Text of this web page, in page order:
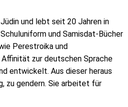
und lebt seit 20 Jahren in
und Samisdat-Bücher
Perestroika und
zur deutschen Sprache
entwickelt. Aus dieser heraus
zu gendern. Sie arbeitet für